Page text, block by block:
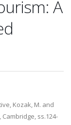
A
Kozak, M. and
ss.124-